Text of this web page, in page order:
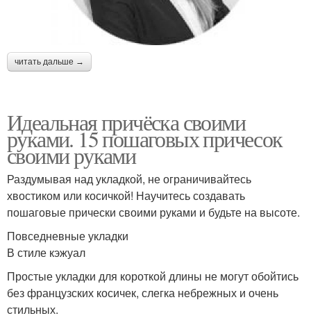
читать дальше →
Идеальная причёска своими
руками. 15 пошаговых причесок
своими руками
Раздумывая над укладкой, не ограничивайтесь
хвостиком или косичкой! Научитесь создавать
пошаговые прически своими руками и будьте на высоте.
Повседневные укладки
В стиле кэжуал
Простые укладки для короткой длины не могут обойтись
без французских косичек, слегка небрежных и очень
стильных.